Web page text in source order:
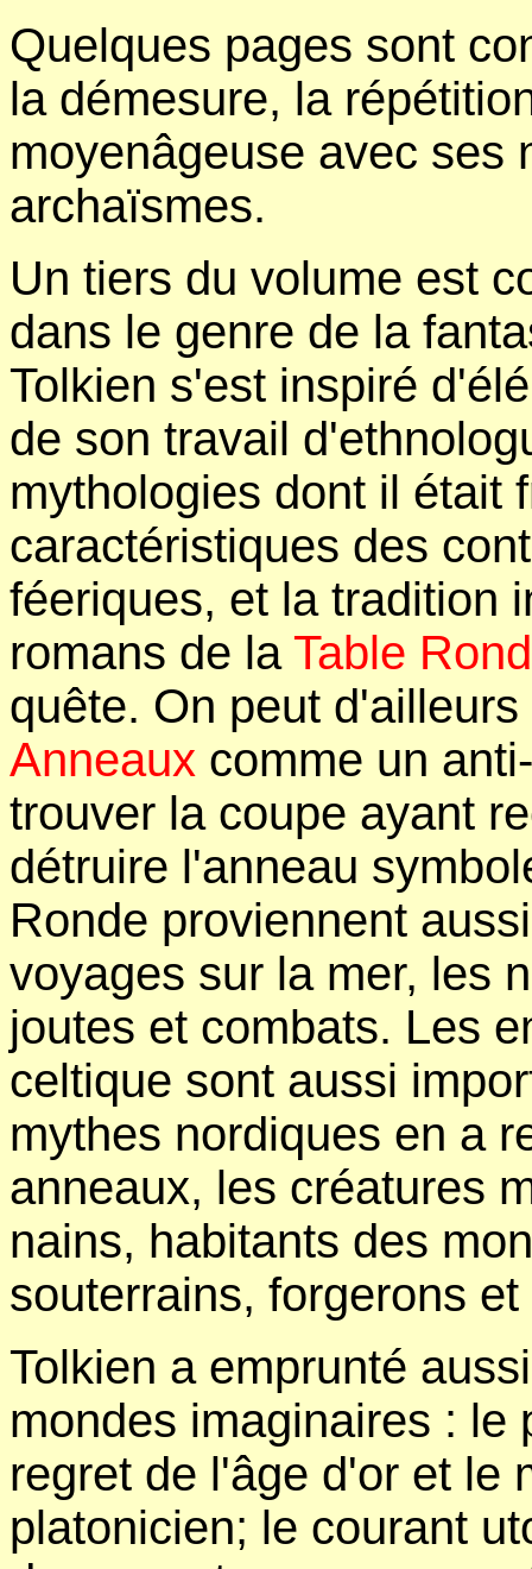
Quelques pages sont
la démesure, la
moyenâgeuse avec ses
archaïsmes.
Un tiers du volume est
dans le genre de la
Tolkien s'est inspiré
de son travail
mythologies dont il était
caractéristiques des
féeriques, et la tradition
romans de la Table
quête. On peut
Anneaux comme un
trouver la coupe ayant
détruire l'anneau
Ronde proviennent
voyages sur la mer, les
joutes et combats. Les
celtique sont aussi
mythes nordiques en a
anneaux, les créatures
nains, habitants des
souterrains, forgerons
Tolkien a emprunté
mondes imaginaires : le
regret de l'âge d'or et le
platonicien; le courant